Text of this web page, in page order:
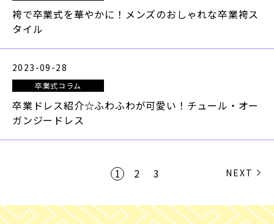
Instagram
袴で卒業式を華やかに！メンズのおしゃれな卒業袴ス
タイル
2023-09-28
卒業式コラム
卒業ドレス紹介☆ふわふわが可愛い！チュール・オー
ガンジードレス
1 2 3 NEXT